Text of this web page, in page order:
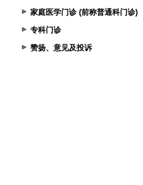
家庭医学门诊 (前称普通科门诊)
专科门诊
赞扬、意见及投诉